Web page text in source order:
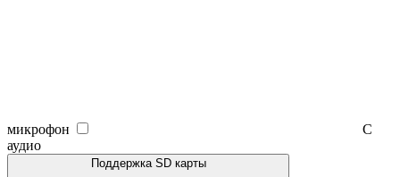
микрофон
С
аудио
Поддержка SD карты